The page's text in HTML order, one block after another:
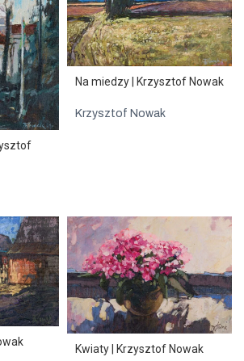
Na miedzy | Krzysztof Nowak
Krzysztof Nowak
Kwiaty | Krzysztof Nowak